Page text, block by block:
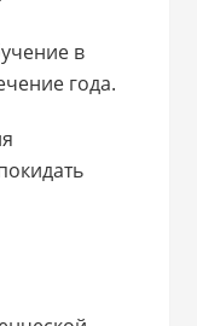
в
года.